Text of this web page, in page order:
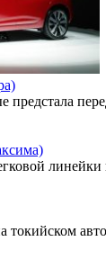
предстала
линейки
токийском